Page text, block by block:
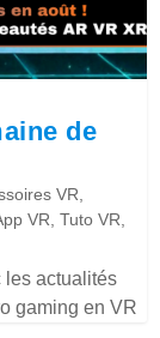
de
VR
VR ,Tuto VR
les actualités
gaming en VR